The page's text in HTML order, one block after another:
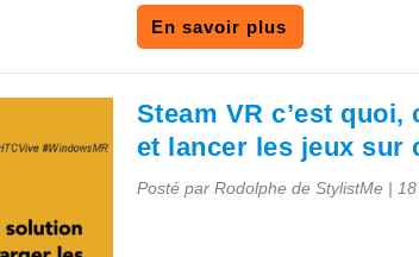
En savoir plus
Steam VR c’est
et lancer les jeux sur
Posté par Rodolphe de StylistMe|